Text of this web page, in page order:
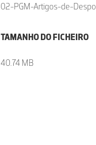
02-PGM-Artigos-de-
TAMANHO DO FICHEIRO
40.74 MB